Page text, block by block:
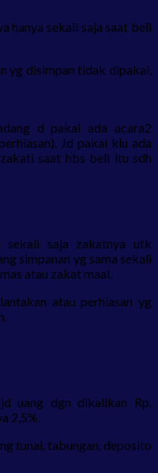
hanya sekali saja saat beli
yg disimpan tidak dipakai,
d pakai ada acara2
Jd pakai klu ada
saat hbs beli itu sdh
sekali saja zakatnya utk
simpanan yg sama sekali
atau zakat maal.
atau perhiasan yg
uang dgn dikalikan Rp.
2,5%.
tunai, tabungan, deposito